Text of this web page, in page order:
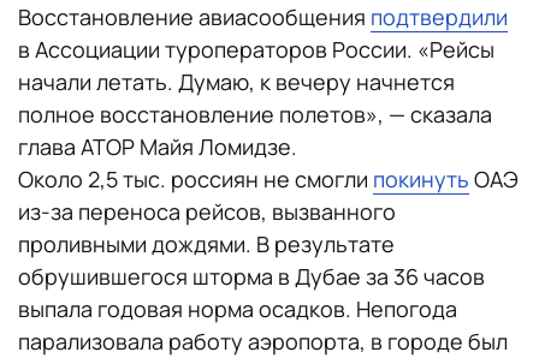
Восстановление авиасообщения подтвердили
в Ассоциации туроператоров России. «Рейсы
начали летать. Думаю, к вечеру начнется
полное восстановление полетов», — сказала
глава АТОР Майя Ломидзе.
Около 2,5 тыс. россиян не смогли покинуть ОАЭ
из-за переноса рейсов, вызванного
проливными дождями. В результате
обрушившегося шторма в Дубае за 36 часов
выпала годовая норма осадков. Непогода
парализовала работу аэропорта, в городе был